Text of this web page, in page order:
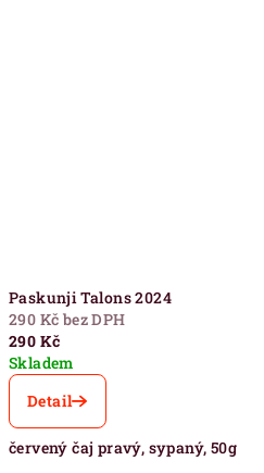
Paskunji Talons 2024
290 Kč bez DPH
290 Kč
Skladem
Detail
červený čaj pravý, sypaný, 50g